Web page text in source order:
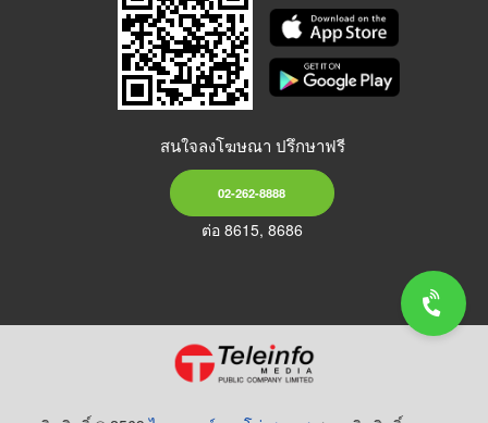
สนใจลงโฆษณา ปรึกษาฟรี
02-262-8888
ต่อ 8615, 8686